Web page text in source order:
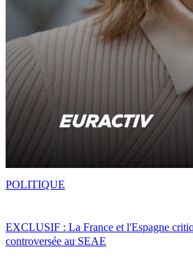
EXCLUSIF : La France et l'Espagne
controversée au SEAE
POLITIQUE